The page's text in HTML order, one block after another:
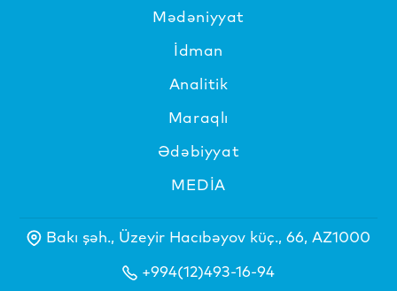
Mədəniyyat
İdman
Analitik
Maraqlı
Ədəbiyyat
MEDİA
Bakı şəh., Üzeyir Hacıbəyov küç., 66, AZ1000
+994(12)493-16-94